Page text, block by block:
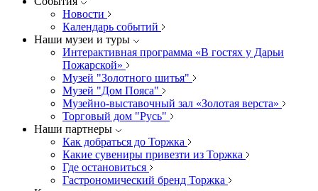
Новости
Календарь событий
Наши музеи и туры
Интерактивная программа «В гостях у Дарьи
Пожарской»
Музей "Золотного шитья"
Музей "Дом Пояса"
Музейно-выставочный зал «Золотая верста»
Торговый дом "Русь"
Наши партнеры
Как добраться до Торжка
Какие сувениры привезти из Торжка
Где остановиться
Гастрономический бренд Торжка